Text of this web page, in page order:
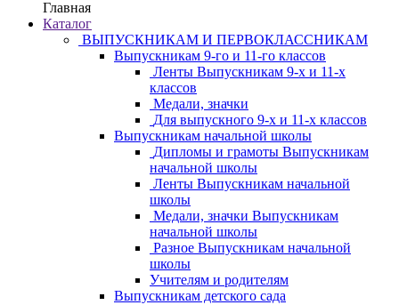
Главная
Каталог
ВЫПУСКНИКАМ И ПЕРВОКЛАССНИКАМ
Выпускникам 9-го и 11-го классов
Ленты Выпускникам 9-х и 11-х
классов
Медали, значки
Для выпускного 9-х и 11-х классов
Выпускникам начальной школы
Дипломы и грамоты Выпускникам
начальной школы
Ленты Выпускникам начальной
школы
Медали, значки Выпускникам
начальной школы
Разное Выпускникам начальной
школы
Учителям и родителям
Выпускникам детского сада